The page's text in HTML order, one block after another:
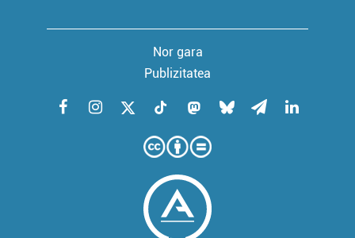
Nor gara
Publizitatea